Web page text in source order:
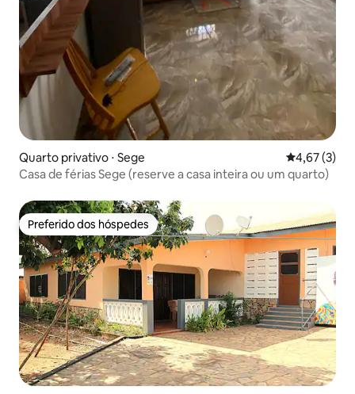
Quarto privativo ⋅ Sege 4,67 de
4,67 (3)
Casa de férias Sege (reserve a casa inteira ou um quarto)
Preferido dos hóspedes
Preferido dos hóspedes